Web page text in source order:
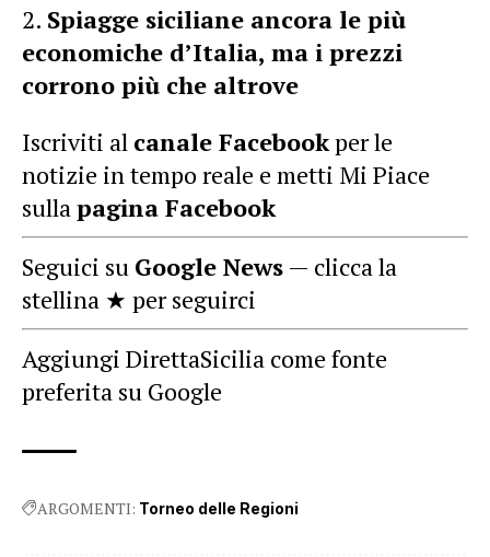
Spiagge siciliane ancora le più
economiche d’Italia, ma i prezzi
corrono più che altrove
Iscriviti al canale Facebookper le
notizie in tempo reale e metti Mi Piace
sullapagina Facebook
Seguici su Google News — clicca la
stellina ★ per seguirci
Aggiungi DirettaSicilia come fonte
preferita su Google
ARGOMENTI: Torneo delle Regioni